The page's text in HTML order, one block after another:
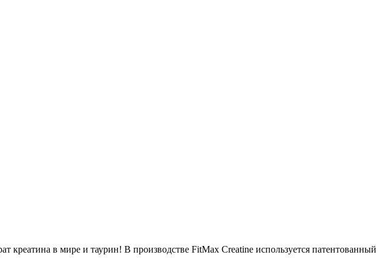
креатина в мире и таурин! В производстве FitMax Creatine используется патентованный